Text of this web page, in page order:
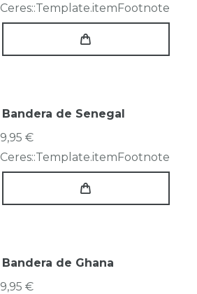
Ceres::Template.itemFootnote
Bandera de Senegal
9,95 €
Ceres::Template.itemFootnote
Bandera de Ghana
9,95 €